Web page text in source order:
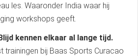
les. Waaronder India waar hij
workshops geeft.
kennen elkaar al lange tijd.
trainingen bij Baas Sports Curacao